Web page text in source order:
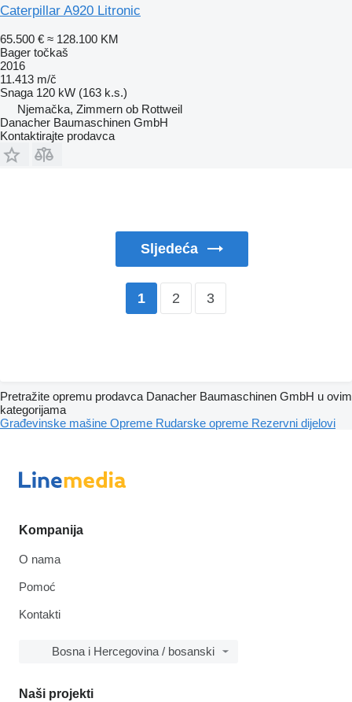
Caterpillar A920 Litronic
65.500 € ≈ 128.100 KM
Bager točkaš
2016
11.413 m/č
Snaga 120 kW (163 k.s.)
Njemačka, Zimmern ob Rottweil
Danacher Baumaschinen GmbH
Kontaktirajte prodavca
Sljedeća
1 2 3
Pretražite opremu prodavca Danacher Baumaschinen GmbH u ovim
kategorijama
Građevinske mašine Opreme Rudarske opreme Rezervni dijelovi
Kompanija
O nama
Pomoć
Kontakti
Bosna i Hercegovina / bosanski
Naši projekti